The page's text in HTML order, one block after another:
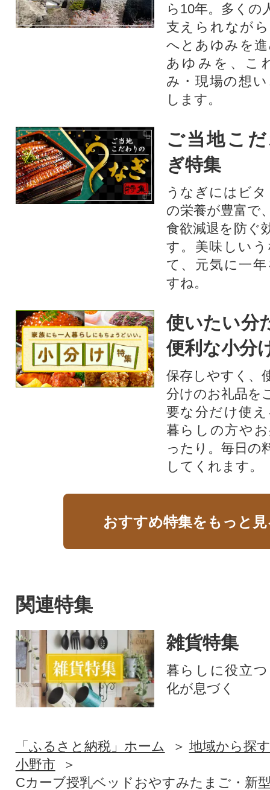
ら10年。多くの
支えられなが
へとあゆみを
あゆみを、こ
み・現場の想
します。
ご当地こ
ぎ特集
うなぎにはビ
の栄養が豊富で
食欲減退を防ぐ
す。美味しい
て、元気に一
すね。
使いたい分
便利な小分
保存しやすく、
分けのお礼品を
要な分だけ使
暮らしの方や
ったり。毎日の
してくれます。
おすすめ特集をもっと
関連特集
雑貨特集
暮らしに役立
化が息づく
「ふるさと納税」ホーム
地域から探す
小野市
Cカーブ授乳ベッドおやすみたまご・新